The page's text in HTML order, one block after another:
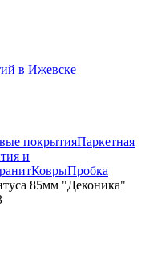
в Ижевске
покрытияПаркетная
и
КоврыПробка
85мм "Деконика"